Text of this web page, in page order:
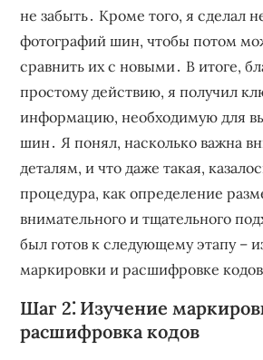
не забыть․ Кроме того, я сделал
фотографий шин, чтобы потом
сравнить их с новыми․ В итоге,
простому действию, я получил
информацию, необходимую для
шин․ Я понял, насколько важна
деталям, и что даже такая,
процедура, как определение
внимательного и тщательного
был готов к следующему этапу –
маркировки и расшифровке
Шаг 2⁚ Изучение
расшифровка кодов